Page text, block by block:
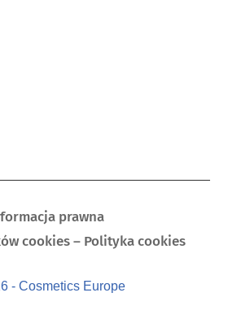
prawna
cookies – Polityka cookies
- Cosmetics Europe